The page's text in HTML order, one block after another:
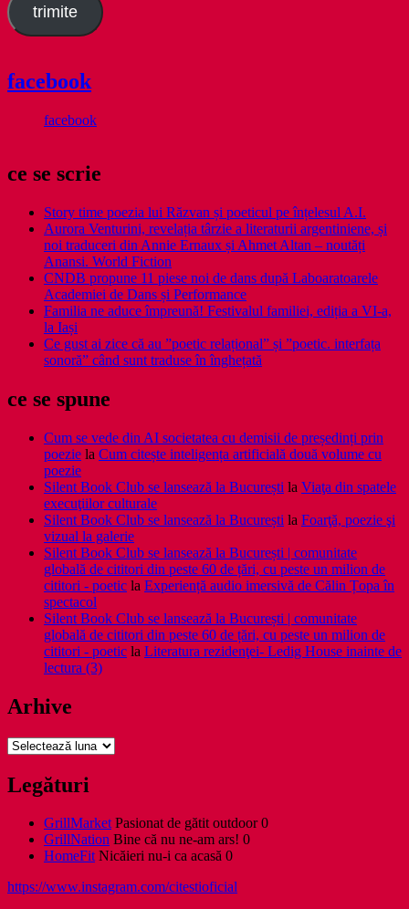
trimite
facebook
facebook
ce se scrie
Story time poezia lui Răzvan și poeticul pe înțelesul A.I.
Aurora Venturini, revelația târzie a literaturii argentiniene, și
noi traduceri din Annie Ernaux și Ahmet Altan – noutăți
Anansi. World Fiction
CNDB propune 11 piese noi de dans după Laboaratoarele
Academiei de Dans și Performance
Familia ne aduce împreună! Festivalul familiei, ediția a VI-a,
la Iași
Ce gust ai zice că au ”poetic relațional” și ”poetic. interfața
sonoră” când sunt traduse în înghețată
ce se spune
Cum se vede din AI societatea cu demisii de președinți prin
poezie la Cum citește inteligența artificială două volume cu
poezie
Silent Book Club se lansează la București la Viaţa din spatele
execuţiilor culturale
Silent Book Club se lansează la București la Foarţă, poezie şi
vizual la galerie
Silent Book Club se lansează la București | comunitate
globală de cititori din peste 60 de țări, cu peste un milion de
cititori - poetic la Experiență audio imersivă de Călin Țopa în
spectacol
Silent Book Club se lansează la București | comunitate
globală de cititori din peste 60 de țări, cu peste un milion de
cititori - poetic la Literatura rezidenţei- Ledig House inainte de
lectura (3)
Arhive
Arhive
Legături
GrillMarketPasionat de gătit outdoor 0
GrillNation Bine că nu ne-am ars! 0
HomeFitNicăieri nu-i ca acasă 0
https://www.instagram.com/citestioficial